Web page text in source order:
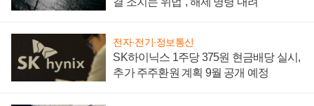
전자·전기·정보통신
SK하이닉스 1주당 375원 현금배당 실시,
추가 주주환원 계획 9월 공개 예정